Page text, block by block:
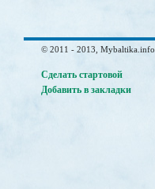
© 2011 - 2013, Mybaltika.info
Сделать стартовой
Добавить в закладки